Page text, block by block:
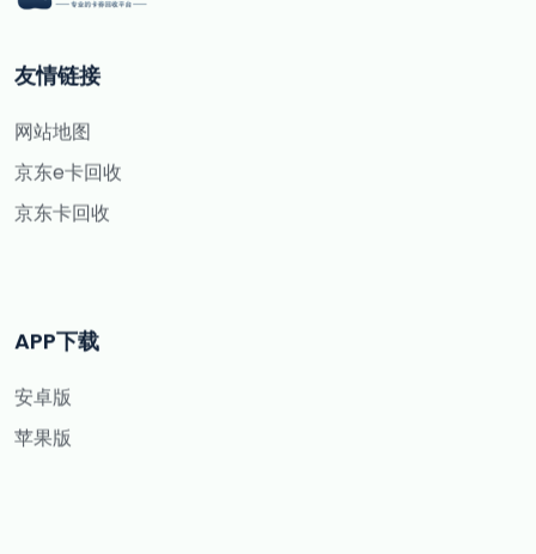
友情链接
网站地图
京东e卡回收
京东卡回收
APP下载
安卓版
苹果版